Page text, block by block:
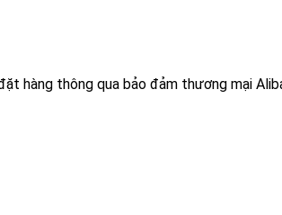
hàng thông qua bảo đảm thương mại